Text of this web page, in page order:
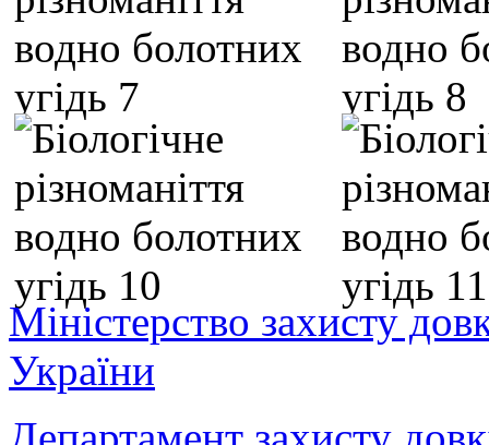
Міністерство захисту
України